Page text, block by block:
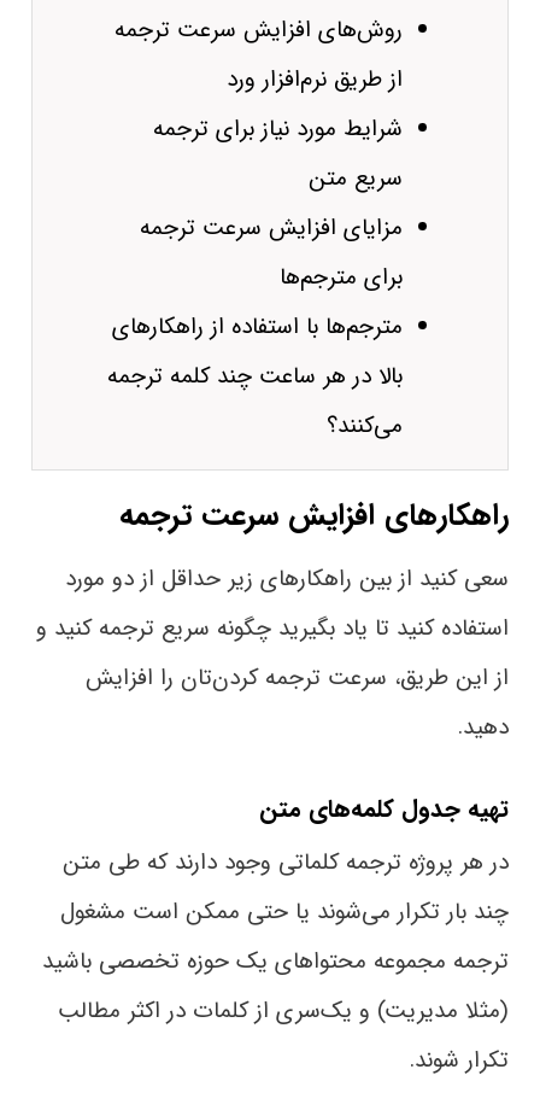
روش‌های افزایش سرعت ترجمه
از طریق نرم‌افزار ورد
شرایط مورد نیاز برای ترجمه
سریع متن
مزایای افزایش سرعت ترجمه
برای مترجم‌ها
مترجم‌ها با استفاده از راهکارهای
بالا در هر ساعت چند کلمه ترجمه
می‌کنند؟
راهکارهای افزایش سرعت ترجمه
سعی کنید از بین راهکارهای زیر حداقل از دو مورد
استفاده کنید تا یاد بگیرید چگونه سریع ترجمه کنید و
از این طریق، سرعت ترجمه کردن‌تان را افزایش
دهید.
تهیه جدول کلمه‌های متن
در هر پروژه ترجمه کلماتی وجود دارند که طی متن
چند بار تکرار می‌شوند یا حتی ممکن است مشغول
ترجمه مجموعه محتواهای یک حوزه تخصصی باشید
(مثلا مدیریت) و یک‌سری از کلمات در اکثر مطالب
تکرار شوند.